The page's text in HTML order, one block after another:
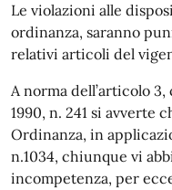
Le violazioni alle
ordinanza, saranno
relativi articoli del
A norma dell’articolo 3,
1990, n. 241 si avverte
Ordinanza, in
n.1034, chiunque vi
incompetenza, per